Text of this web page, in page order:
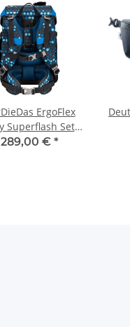
ErgoFlex
Superflash Set
Blue Robot
289,00 € *